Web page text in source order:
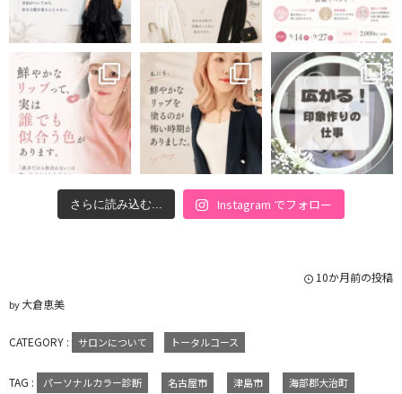
さらに読み込む... Instagram でフォロー
10か月前の投稿
by大倉恵美
CATEGORY : サロンについて トータルコース
TAG : パーソナルカラー診断 名古屋市 津島市 海部郡大治町